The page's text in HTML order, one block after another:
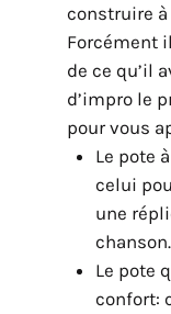
construire à
Forcément
de ce qu’il
d’impro le
pour vous
Le pote
celui
une
Le pote
confort: